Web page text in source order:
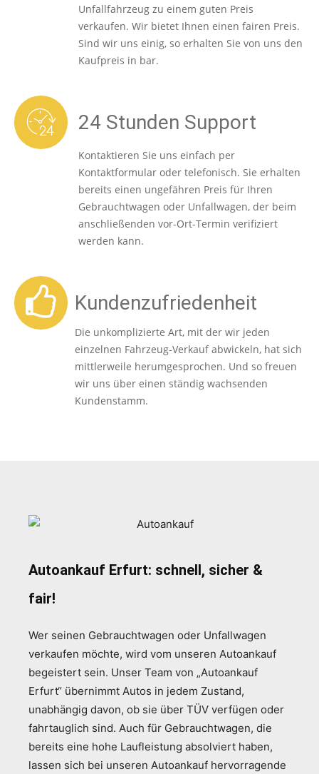
Unfallfahrzeug zu einem guten Preis
verkaufen. Wir bietet Ihnen einen fairen Preis.
Sind wir uns einig, so erhalten Sie von uns den
Kaufpreis in bar.
24 Stunden Support
Kontaktieren Sie uns einfach per
Kontaktformular oder telefonisch. Sie erhalten
bereits einen ungefähren Preis für Ihren
Gebrauchtwagen oder Unfallwagen, der beim
anschließenden vor-Ort-Termin verifiziert
werden kann.
Kundenzufriedenheit
Die unkomplizierte Art, mit der wir jeden
einzelnen Fahrzeug-Verkauf abwickeln, hat sich
mittlerweile herumgesprochen. Und so freuen
wir uns über einen ständig wachsenden
Kundenstamm.
Autoankauf Erfurt: schnell, sicher &
fair!
Wer seinen Gebrauchtwagen oder Unfallwagen
verkaufen möchte, wird vom unseren Autoankauf
begeistert sein. Unser Team von „Autoankauf
Erfurt“ übernimmt Autos in jedem Zustand,
unabhängig davon, ob sie über TÜV verfügen oder
fahrtauglich sind. Auch für Gebrauchtwagen, die
bereits eine hohe Laufleistung absolviert haben,
lassen sich bei unseren Autoankauf hervorragende